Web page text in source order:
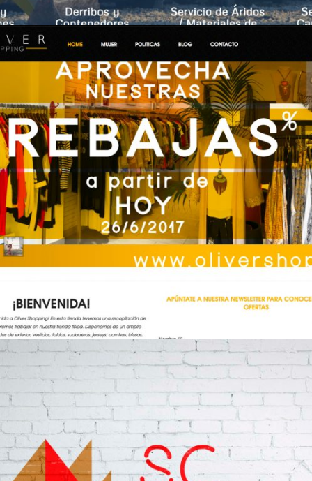
Oliver shopping – Creación de tienda online
Diseño Web
SC estructuras de Madera – Imagen